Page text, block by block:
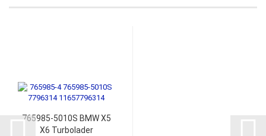
765985-5010S BMW X5
X6 Turbolader